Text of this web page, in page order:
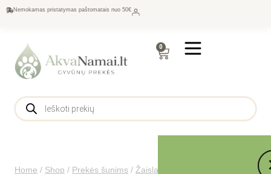
Nemokamas pristatymas paštomatais nuo 50€
0
Home / Shop / Prekės šunims / Žaislai